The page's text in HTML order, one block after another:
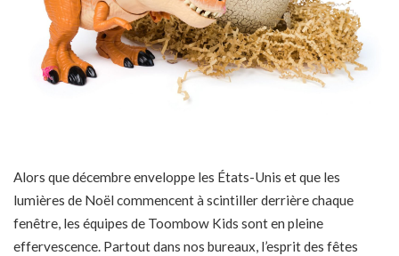
Alors que décembre enveloppe les États-Unis et que les
lumières de Noël commencent à scintiller derrière chaque
fenêtre, les équipes de Toombow Kids sont en pleine
effervescence. Partout dans nos bureaux, l’esprit des fêtes